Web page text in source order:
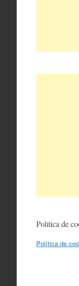
Política de
Política de